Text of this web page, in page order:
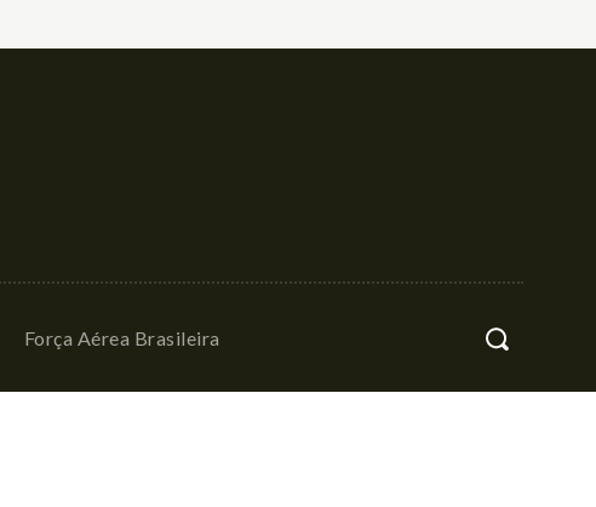
Força Aérea Brasileira